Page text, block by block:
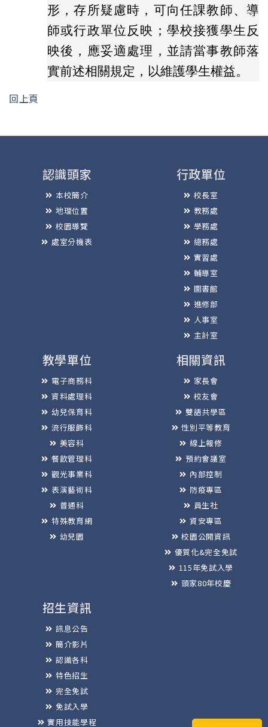
形，存所疑慮時，可向任課教師、導
師或行政單位反映；學校接獲學生反
映後，應妥適處理，並請當事教師落
實前述相關規定，以維護學生權益。
回上頁
認識頭家
本校簡介
地理位置
校園導覽
處室分機表
行政單位
校長室
教務處
學務處
總務處
實習處
輔導室
圖書館
進修部
人事室
主計室
教學單位
電子商務科
資料處理科
幼兒保育科
流行服飾科
美容科
餐飲管理科
觀光事業科
表演藝術科
普通科
特殊教育網
幼兒園
相關資訊
家長會
校友會
雙語共學區
性別平等教育
線上報修
預約會議室
內部控制
防疫專區
員生社
資安專區
校園公開資訊
優質化&完全免試
115年免試入學
頭家80年校慶
招生資訊
訊息公告
簡介影片
認識各科
特色招生
完全免試
免試入學
實用技能學程